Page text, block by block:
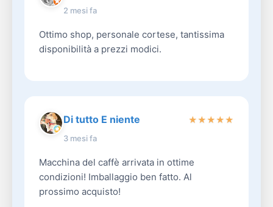
2 mesi fa
Ottimo shop, personale cortese, tantissima
disponibilità a prezzi modici.
Di tutto E niente
3 mesi fa
★★★★★
Macchina del caffè arrivata in ottime
condizioni! Imballaggio ben fatto. Al
prossimo acquisto!